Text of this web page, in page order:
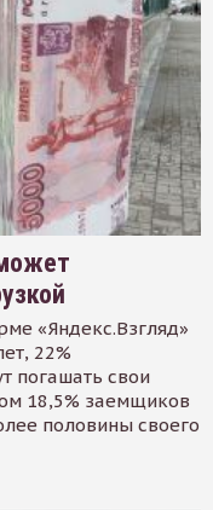
«Яндекс.Взгляд»
22%
погашать свои
18,5% заемщиков
половины своего